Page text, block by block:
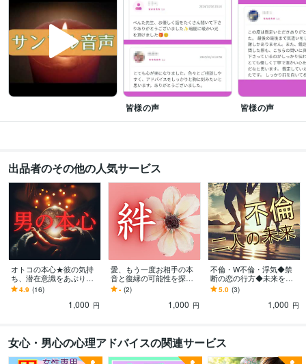
あの人の気持ち
人生
悩み相談・カウンセリング 恋愛・不倫・DV・HSP・人生・仕事
恋愛 人生 結婚 仕事 家族関係 人間関係 夫婦 片思い
毒親
親子関係
語学力
日常会話レベル
皆様の声 皆様の声
出品者のその他の人気サービス
オトコの本心★彼の気持
ち、潜在意識をあぶり出
します 男性心理は解らな
くて当たり前！男性占い
師だけがわかる男の真実
4.9 (16)
1,000 円
愛、もう一度お相手の本
音と復縁の可能性を探り
ます 音信不通♦LINEブロ
ック♦連絡取りたいけど勇
- (2)
1,000 円
不倫・W不倫・浮気◆禁
断の恋の行方◆未来を読
みます あの人の本心は？
これからどうすればい
い？これからどうなる
5.0 (3)
1,000 円
女心・男心の心理アドバイスの関連サービス